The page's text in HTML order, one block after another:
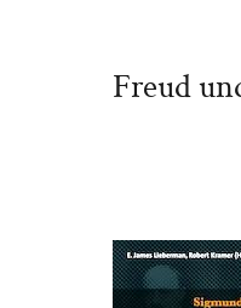
Freud